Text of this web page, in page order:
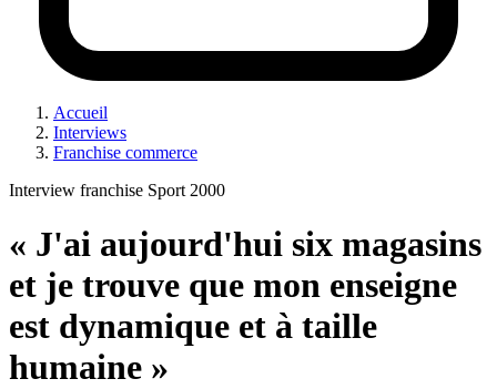
Accueil
Interviews
Franchise commerce
Interview franchise Sport 2000
« J'ai aujourd'hui six magasins
et je trouve que mon enseigne
est dynamique et à taille
humaine »